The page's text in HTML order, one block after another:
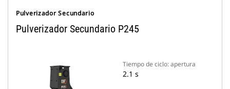
Pulverizador Secundario
Pulverizador Secundario P245
Tiempo de ciclo: apertura
2.1 s